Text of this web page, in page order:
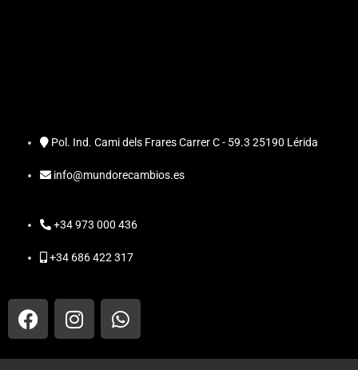
Pol. Ind. Cami dels Frares Carrer C - 59.3 25190 Lérida
info@mundorecambios.es
+34 973 000 436
+34 686 422 317